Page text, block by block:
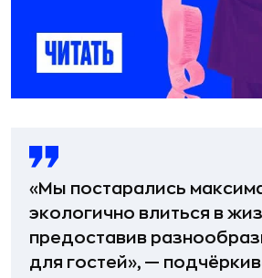
«Мы постарались
экологично влиться в
предоставив
для гостей», —